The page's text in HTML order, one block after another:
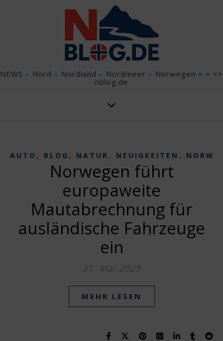
NEWS – Nord – Nordland – Nordmeer – Norwegen = = =>
nblog.de
AUTO , BLOG , NATUR , NEUIGKEITEN ,
Norwegen führt
europaweite
Mautabrechnung für
ausländische Fahrzeuge
ein
31. Mai 2025
MEHR LESEN